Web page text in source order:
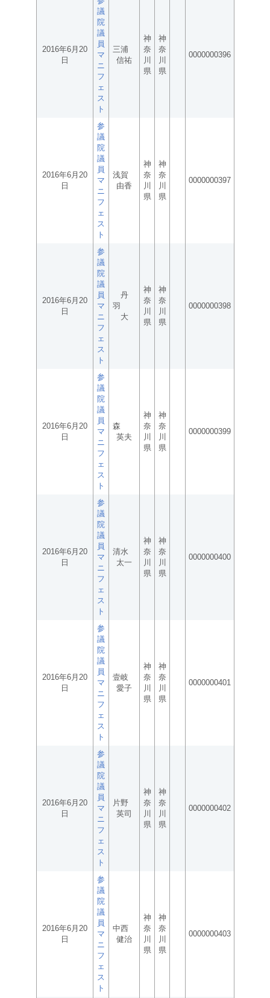
2016年6月20
日
議
院
議
員
マ
ニ
フ
ェ
ス
ト
三浦
信祐
神
奈
川
県
神
奈
川
県
0000000396
2016年6月20
日
参
議
院
議
員
マ
ニ
フ
ェ
ス
ト
浅賀
由香
神
奈
川
県
神
奈
川
県
0000000397
2016年6月20
日
参
議
院
議
員
マ
ニ
フ
ェ
ス
ト
丹
羽
大
神
奈
川
県
神
奈
川
県
0000000398
2016年6月20
日
参
議
院
議
員
マ
ニ
フ
ェ
ス
ト
森
英夫
神
奈
川
県
神
奈
川
県
0000000399
2016年6月20
日
参
議
院
議
員
マ
ニ
フ
ェ
ス
ト
清水
太一
神
奈
川
県
神
奈
川
県
0000000400
2016年6月20
日
参
議
院
議
員
マ
ニ
フ
ェ
ス
ト
壹岐
愛子
神
奈
川
県
神
奈
川
県
0000000401
2016年6月20
日
参
議
院
議
員
マ
ニ
フ
ェ
ス
ト
片野
英司
神
奈
川
県
神
奈
川
県
0000000402
2016年6月20
日
参
議
院
議
員
マ
ニ
フ
ェ
ス
ト
中西
健治
神
奈
川
県
神
奈
川
県
0000000403